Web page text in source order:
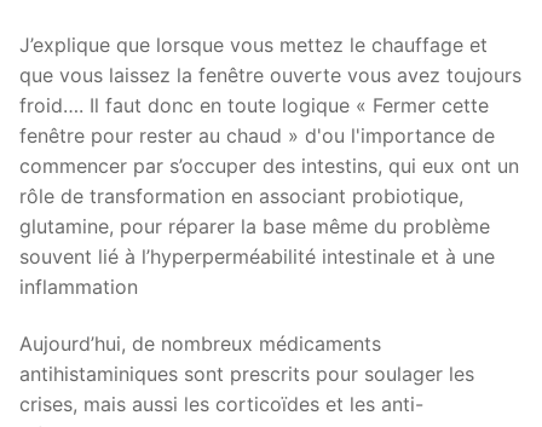
J’explique que lorsque vous mettez le chauffage et
que vous laissez la fenêtre ouverte vous avez toujours
froid…. Il faut donc en toute logique « Fermer cette
fenêtre pour rester au chaud » d'ou l'importance de
commencer par s’occuper des intestins, qui eux ont un
rôle de transformation en associant probiotique,
glutamine, pour réparer la base même du problème
souvent lié à l’hyperperméabilité intestinale et à une
inflammation
Aujourd’hui, de nombreux médicaments
antihistaminiques sont prescrits pour soulager les
crises, mais aussi les corticoïdes et les anti-